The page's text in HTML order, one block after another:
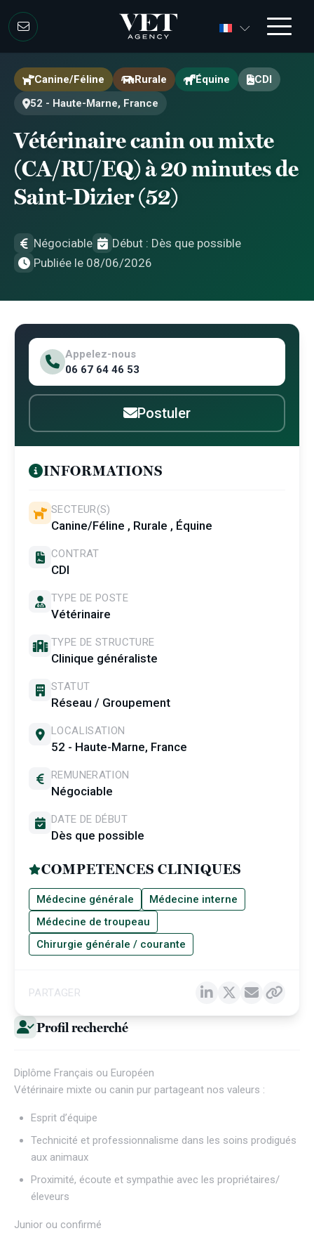
Canine/Féline Rurale Équine
CDI
52 - Haute-Marne, France
Vétérinaire canin ou mixte
(CA/RU/EQ) à 20 minutes de
Saint-Dizier (52)
Négociable
Début : Dès que possible
Publiée le 08/06/2026
Profil recherché
Diplôme Français ou Européen
Vétérinaire mixte ou canin pur partageant nos valeurs :
Esprit d’équipe
Technicité et professionnalisme dans les soins prodigués
aux animaux
Proximité, écoute et sympathie avec les propriétaires/
éleveurs
Junior ou confirmé
Appelez-nous
06 67 64 46 53
Postuler
INFORMATIONS
SECTEUR(S)
Canine/Féline , Rurale , Équine
CONTRAT
CDI
TYPE DE POSTE
Vétérinaire
TYPE DE STRUCTURE
Clinique généraliste
STATUT
Réseau / Groupement
LOCALISATION
52 - Haute-Marne, France
REMUNERATION
Négociable
DATE DE DÉBUT
Dès que possible
COMPETENCES CLINIQUES
Médecine générale
Médecine interne
Médecine de troupeau
Chirurgie générale / courante
PARTAGER